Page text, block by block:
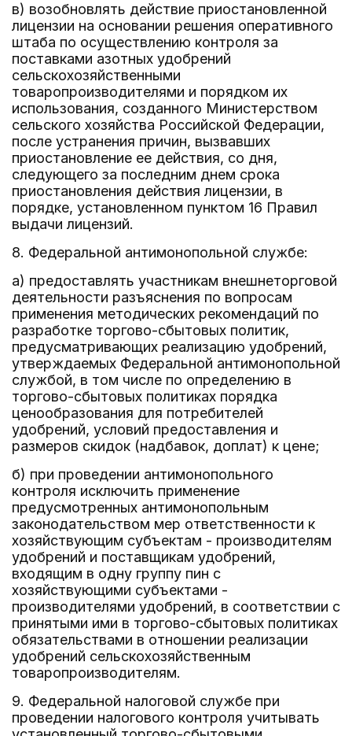
в) возобновлять действие приостановленной
лицензии на основании решения оперативного
штаба по осуществлению контроля за
поставками азотных удобрений
сельскохозяйственными
товаропроизводителями и порядком их
использования, созданного Министерством
сельского хозяйства Российской Федерации,
после устранения причин, вызвавших
приостановление ее действия, со дня,
следующего за последним днем срока
приостановления действия лицензии, в
порядке, установленном пунктом 16 Правил
выдачи лицензий.
8. Федеральной антимонопольной службе:
а) предоставлять участникам внешнеторговой
деятельности разъяснения по вопросам
применения методических рекомендаций по
разработке торгово-сбытовых политик,
предусматривающих реализацию удобрений,
утверждаемых Федеральной антимонопольной
службой, в том числе по определению в
торгово-сбытовых политиках порядка
ценообразования для потребителей
удобрений, условий предоставления и
размеров скидок (надбавок, доплат) к цене;
б) при проведении антимонопольного
контроля исключить применение
предусмотренных антимонопольным
законодательством мер ответственности к
хозяйствующим субъектам - производителям
удобрений и поставщикам удобрений,
входящим в одну группу пин с
хозяйствующими субъектами -
производителями удобрений, в соответствии с
принятыми ими в торгово-сбытовых политиках
обязательствами в отношении реализации
удобрений сельскохозяйственным
товаропроизводителям.
9. Федеральной налоговой службе при
проведении налогового контроля учитывать